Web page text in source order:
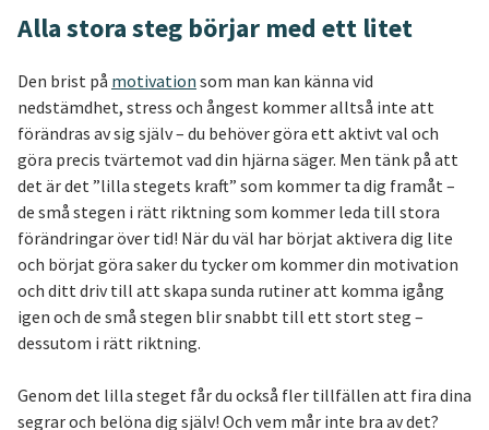
Alla stora steg börjar med ett litet
Den brist på motivation som man kan känna vid
nedstämdhet, stress och ångest kommer alltså inte att
förändras av sig själv – du behöver göra ett aktivt val och
göra precis tvärtemot vad din hjärna säger. Men tänk på att
det är det ”lilla stegets kraft” som kommer ta dig framåt –
de små stegen i rätt riktning som kommer leda till stora
förändringar över tid! När du väl har börjat aktivera dig lite
och börjat göra saker du tycker om kommer din motivation
och ditt driv till att skapa sunda rutiner att komma igång
igen och de små stegen blir snabbt till ett stort steg –
dessutom i rätt riktning.
Genom det lilla steget får du också fler tillfällen att fira dina
segrar och belöna dig själv! Och vem mår inte bra av det?